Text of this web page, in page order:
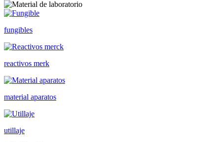
fungibles
reactivos merk
material aparatos
utillaje